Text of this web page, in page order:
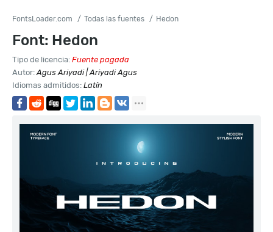
FontsLoader.com Todas las fuentes Hedon
Font: Hedon
Tipo de licencia: Fuente pagada
Autor:Agus Ariyadi | Ariyadi Agus
Idiomas admitidos: Latín